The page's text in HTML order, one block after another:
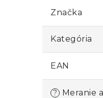
Značka
Kategória
EAN
? Meranie